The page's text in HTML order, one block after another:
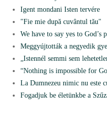
Igent mondani Isten tervére
"Fie mie după cuvântul tău"
We have to say yes to God’s
Meggyújtották a negyedik
„Istennél semmi sem
“Nothing is impossible for
La Dumnezeu nimic nu este
Fogadjuk be életünkbe a